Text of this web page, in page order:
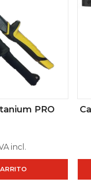
PRO
incl.